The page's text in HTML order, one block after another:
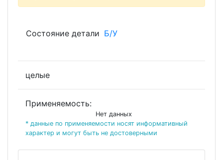
Состояние детали Б/У
целые
Применяемость:
Нет данных
* данные по применяемости носят информативный
характер и могут быть не достоверными